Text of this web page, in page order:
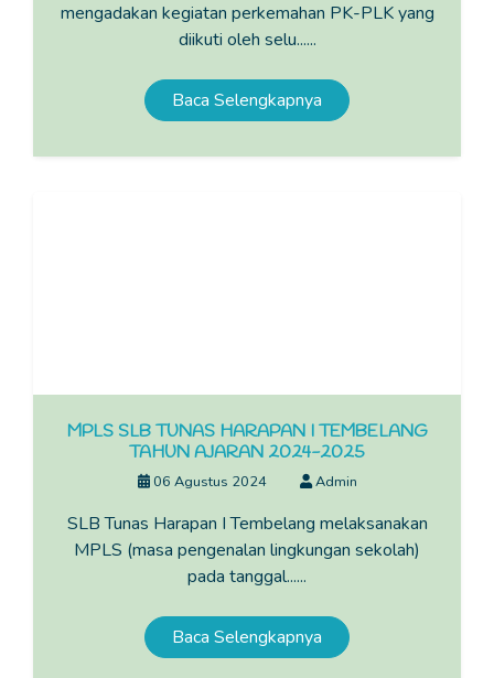
mengadakan kegiatan perkemahan PK-PLK yang
diikuti oleh selu......
Baca Selengkapnya
MPLS SLB TUNAS HARAPAN I TEMBELANG
TAHUN AJARAN 2024-2025
06 Agustus 2024 Admin
SLB Tunas Harapan I Tembelang melaksanakan
MPLS (masa pengenalan lingkungan sekolah)
pada tanggal......
Baca Selengkapnya